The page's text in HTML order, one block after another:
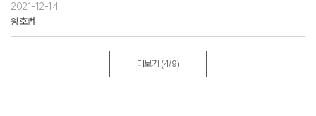
2021-12-14
황호범
더보기 (4/9)